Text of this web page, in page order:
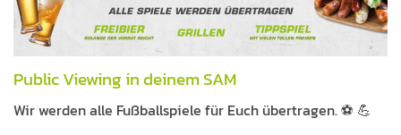
Public Viewing in deinem SAM
Wir werden alle Fußballspiele für Euch übertragen. ⚽️ 💪